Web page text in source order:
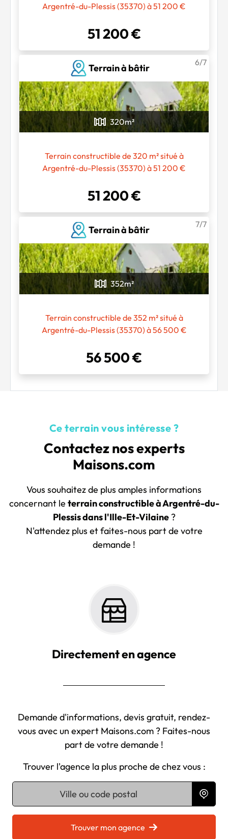
Argentré-du-Plessis (35370) à 51 200 €
51 200 €
Terrain à bâtir
6/7
320m²
Terrain constructible de 320 m² situé à
Argentré-du-Plessis (35370) à 51 200 €
51 200 €
Terrain à bâtir
7/7
352m²
Terrain constructible de 352 m² situé à
Argentré-du-Plessis (35370) à 56 500 €
56 500 €
Ce terrain vous intéresse ?
Contactez nos experts
Maisons.com
Vous souhaitez de plus amples informations
concernant le terrain constructible à Argentré-du-
Plessis dans l'Ille-Et-Vilaine?
N'attendez plus et faites-nous part de votre
demande !
Directement en agence
Demande d'informations, devis gratuit, rendez-
vous avec un expert Maisons.com ? Faites-nous
part de votre demande !
Trouver l'agence la plus proche de chez vous :
Chargement...
Trouver mon agence